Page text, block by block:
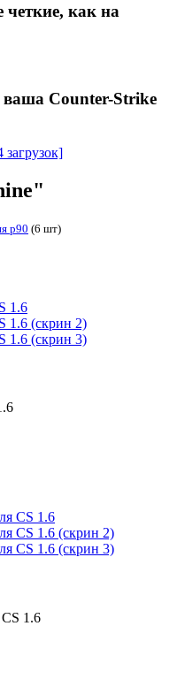
как на
ваша Counter-Strike
p90 (6 шт)
1.6